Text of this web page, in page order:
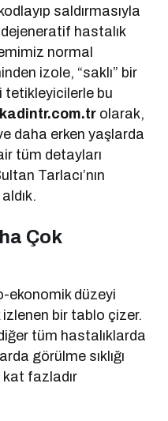
saldırmasıyla
hastalık
normal
izole, “saklı” bir
bu
kadintr.com.tr olarak,
daha erken yaşlarda
tüm detayları
Tarlacı’nın
Çok
ekonomik düzeyi
izlenen bir tablo çizer.
tüm hastalıklarda
görülme sıklığı
kat fazladır